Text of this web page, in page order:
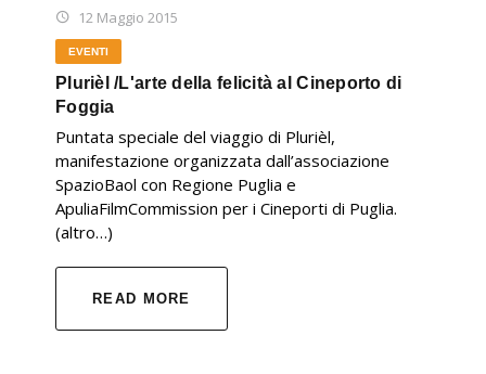
12 Maggio 2015
EVENTI
Plurièl /L'arte della felicità al Cineporto di
Foggia
Puntata speciale del viaggio di Plurièl,
manifestazione organizzata dall’associazione
SpazioBaol con Regione Puglia e
ApuliaFilmCommission per i Cineporti di Puglia.
(altro…)
READ MORE